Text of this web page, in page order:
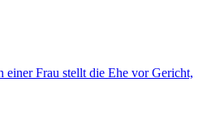
einer Frau stellt die Ehe vor Gericht,